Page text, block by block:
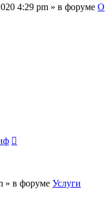
4:29 pm » в форуме О
» в форуме Услуги